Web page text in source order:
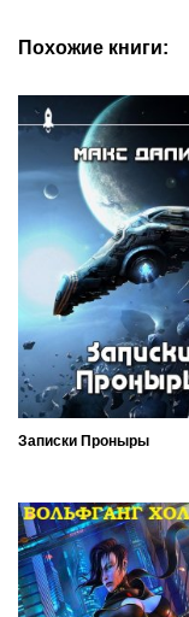
Похожие книги:
Записки Проныры